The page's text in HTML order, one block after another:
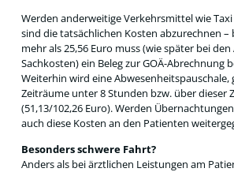
Werden anderweitige Verkehrsmittel wie
sind die tatsächlichen Kosten abzurechnen –
mehr als 25,56 Euro muss (wie später bei
Sachkosten) ein Beleg zur GOÄ-Abrechnung
Weiterhin wird eine Abwesenheitspauschale,
Zeiträume unter 8 Stunden bzw. über dieser
(51,13/102,26 Euro). Werden
auch diese Kosten an den Patienten
Besonders schwere Fahrt?
Anders als bei ärztlichen Leistungen am